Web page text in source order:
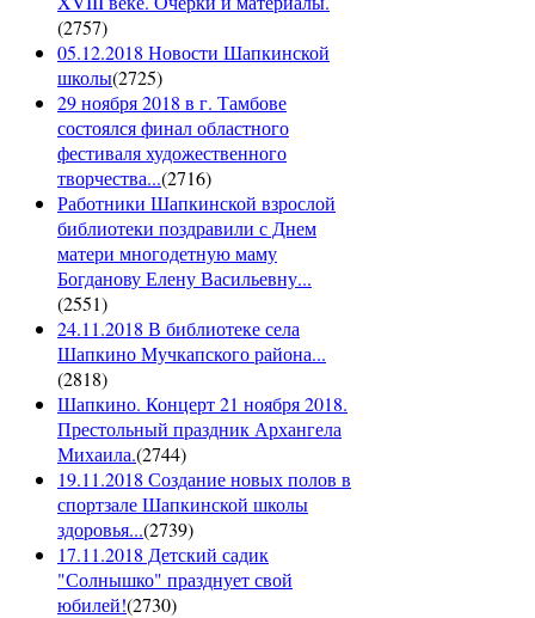
(2757)
05.12.2018 Новости Шапкинской
школы(2725)
29 ноября 2018 в г. Тамбове
состоялся финал областного
фестиваля художественного
творчества...(2716)
Работники Шапкинской взрослой
библиотеки поздравили с Днем
матери многодетную маму
Богданову Елену Васильевну...
(2551)
24.11.2018 В библиотеке села
Шапкино Мучкапского района...
(2818)
Шапкино. Концерт 21 ноября 2018.
Престольный праздник Архангела
Михаила.(2744)
19.11.2018 Создание новых полов в
спортзале Шапкинской школы
здоровья...(2739)
17.11.2018 Детский садик
"Солнышко" празднует свой
юбилей!(2730)